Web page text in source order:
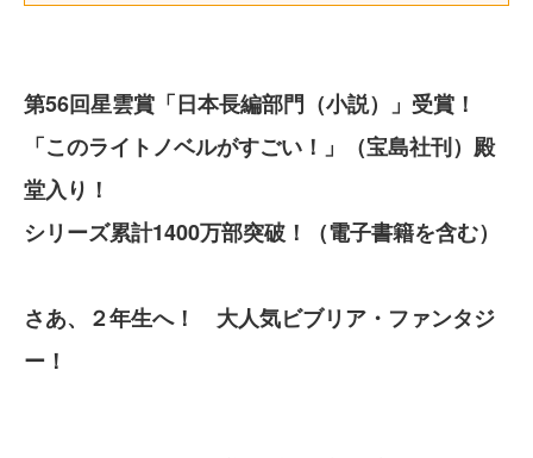
第56回星雲賞「日本長編部門（小説）」受賞！
「このライトノベルがすごい！」（宝島社刊）殿
堂入り！
シリーズ累計1400万部突破！（電子書籍を含む）
さあ、２年生へ！ 大人気ビブリア・ファンタジ
ー！